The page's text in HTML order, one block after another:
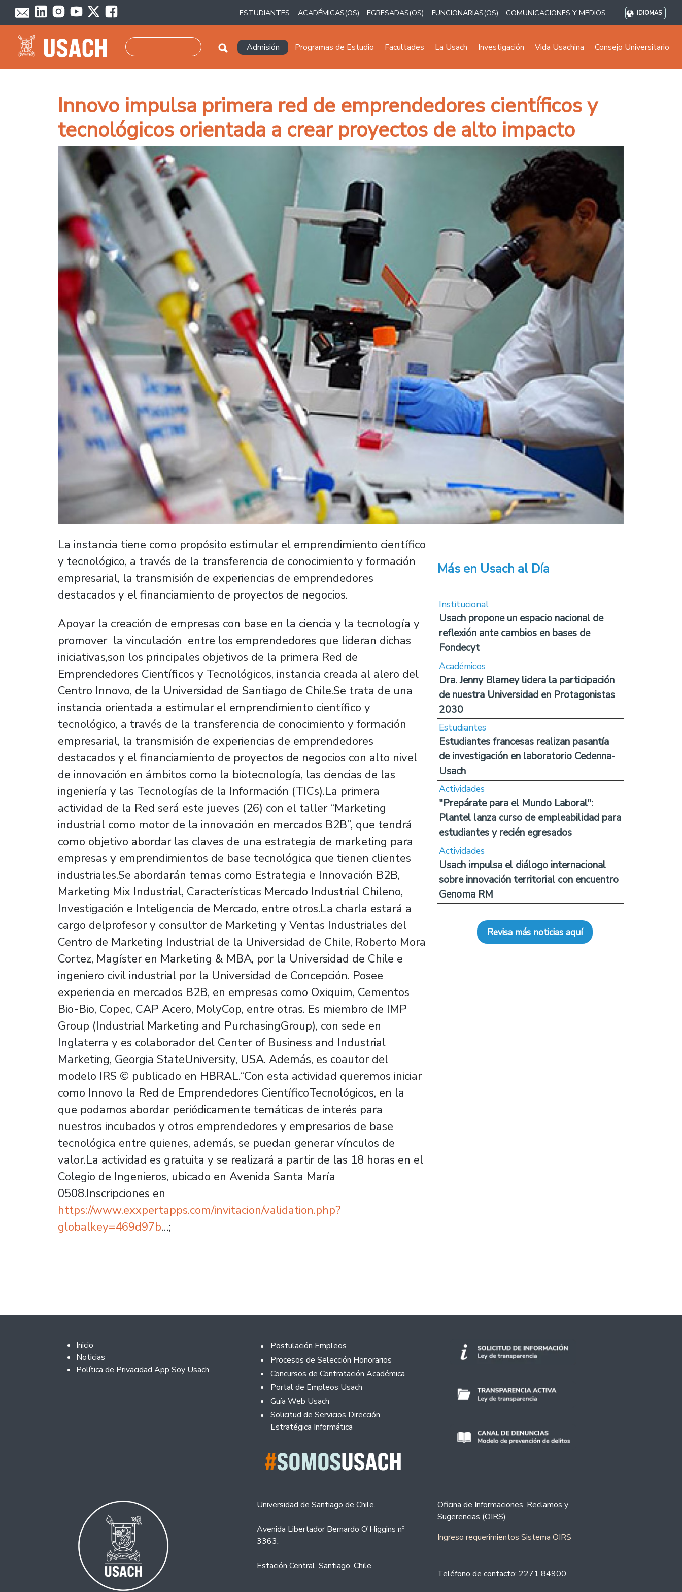
Pasar al contenido principal
ESTUDIANTES ACADÉMICAS(OS) EGRESADAS(OS) FUNCIONARIAS(OS) COMUNICACIONES Y MEDIOS IDIOMAS
Navegación principal
Admisión Programas de Estudio Facultades La Usach Investigación Vida Usachina Consejo Universitario
Innovo impulsa primera red de emprendedores científicos y
tecnológicos orientada a crear proyectos de alto impacto
La instancia tiene como propósito estimular el emprendimiento científico
y tecnológico, a través de la transferencia de conocimiento y formación
empresarial, la transmisión de experiencias de emprendedores
destacados y el financiamiento de proyectos de negocios.
Apoyar la creación de empresas con base en la ciencia y la tecnología y
promover la vinculación entre los emprendedores que lideran dichas
iniciativas,son los principales objetivos de la primera Red de
Emprendedores Científicos y Tecnológicos, instancia creada al alero del
Centro Innovo, de la Universidad de Santiago de Chile.Se trata de una
instancia orientada a estimular el emprendimiento científico y
tecnológico, a través de la transferencia de conocimiento y formación
empresarial, la transmisión de experiencias de emprendedores
destacados y el financiamiento de proyectos de negocios con alto nivel
de innovación en ámbitos como la biotecnología, las ciencias de las
ingeniería y las Tecnologías de la Información (TICs).La primera
actividad de la Red será este jueves (26) con el taller “Marketing
industrial como motor de la innovación en mercados B2B”, que tendrá
como objetivo abordar las claves de una estrategia de marketing para
empresas y emprendimientos de base tecnológica que tienen clientes
industriales.Se abordarán temas como Estrategia e Innovación B2B,
Marketing Mix Industrial, Características Mercado Industrial Chileno,
Investigación e Inteligencia de Mercado, entre otros.La charla estará a
cargo delprofesor y consultor de Marketing y Ventas Industriales del
Centro de Marketing Industrial de la Universidad de Chile, Roberto Mora
Cortez, Magíster en Marketing & MBA, por la Universidad de Chile e
ingeniero civil industrial por la Universidad de Concepción. Posee
experiencia en mercados B2B, en empresas como Oxiquim, Cementos
Bio-Bio, Copec, CAP Acero, MolyCop, entre otras. Es miembro de IMP
Group (Industrial Marketing and PurchasingGroup), con sede en
Inglaterra y es colaborador del Center of Business and Industrial
Marketing, Georgia StateUniversity, USA. Además, es coautor del
modelo IRS © publicado en HBRAL.“Con esta actividad queremos iniciar
como Innovo la Red de Emprendedores CientíficoTecnológicos, en la
que podamos abordar periódicamente temáticas de interés para
nuestros incubados y otros emprendedores y empresarios de base
tecnológica entre quienes, además, se puedan generar vínculos de
valor.La actividad es gratuita y se realizará a partir de las 18 horas en el
Colegio de Ingenieros, ubicado en Avenida Santa María
0508.Inscripciones en
https://www.exxpertapps.com/invitacion/validation.php?
globalkey=469d97b…;
Más en Usach al Día
Institucional
Usach propone un espacio nacional de
reflexión ante cambios en bases de
Fondecyt
Académicos
Dra. Jenny Blamey lidera la participación
de nuestra Universidad en Protagonistas
2030
Estudiantes
Estudiantes francesas realizan pasantía
de investigación en laboratorio Cedenna-
Usach
Actividades
"Prepárate para el Mundo Laboral":
Plantel lanza curso de empleabilidad para
estudiantes y recién egresados
Actividades
Usach impulsa el diálogo internacional
sobre innovación territorial con encuentro
Genoma RM
Revisa más noticias aquí
Footer 2
Inicio
Noticias
Política de Privacidad App Soy Usach
Footer
Postulación Empleos
Procesos de Selección Honorarios
Concursos de Contratación Académica
Portal de Empleos Usach
Guía Web Usach
Solicitud de Servicios Dirección
Estratégica Informática
Universidad de Santiago de Chile.
Avenida Libertador Bernardo O'Higgins nº
3363.
Estación Central. Santiago. Chile.
Oficina de Informaciones, Reclamos y
Sugerencias (OIRS)
Ingreso requerimientos Sistema OIRS
Teléfono de contacto: 2271 84900